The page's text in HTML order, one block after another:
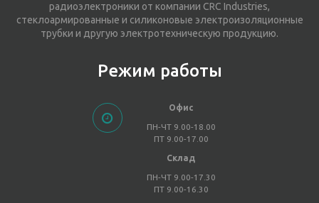
радиоэлектроники от компании CRC Industries,
стеклоармированные и силиконовые электроизоляционные
трубки и другую электротехническую продукцию.
Режим работы
Офис
ПН-ЧТ 9.00-18.00
ПТ 9.00-17.00
Склад
ПН-ЧТ 9.00-17.30
ПТ 9.00-16.30